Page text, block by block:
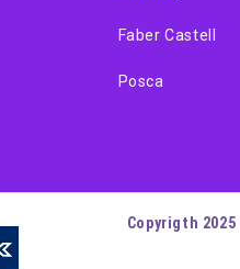
Faber Castell
Posca
Copyrigth